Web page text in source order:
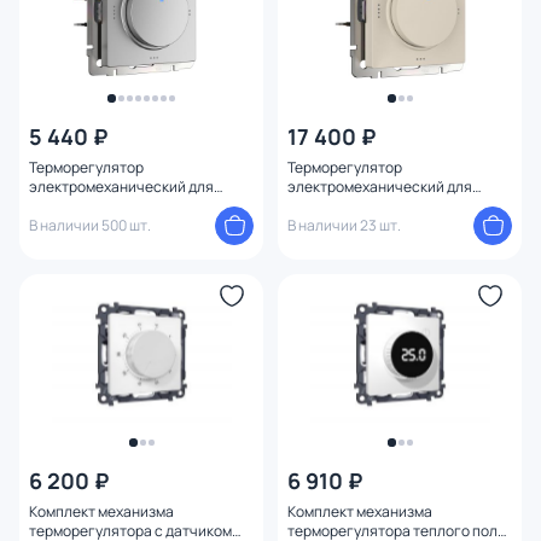
5 440 ₽
Терморегулятор
электромеханический для
(серебряный) W1151106
В наличии 500 шт.
17 400 ₽
Терморегулятор
электромеханический для
теплого пола (айвори матовый)
Werkel W1151162
В наличии 23 шт.
6 200 ₽
Комплект механизма
терморегулятора с датчиком
6 910 ₽
Комплект механизма
терморегулятора теплого пола